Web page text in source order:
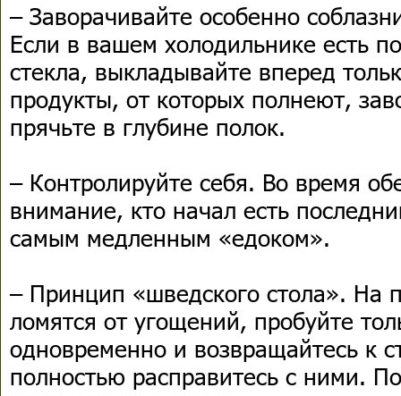
– Заворачивайте особенно
Если в вашем холодильнике есть
стекла, выкладывайте вперед
продукты, от которых полнеют,
прячьте в глубине полок.
– Контролируйте себя. Во время
внимание, кто начал есть
самым медленным «едоком».
– Принцип «шведского стола». На
ломятся от угощений, пробуйте
одновременно и возвращайтесь к
полностью расправитесь с ними.